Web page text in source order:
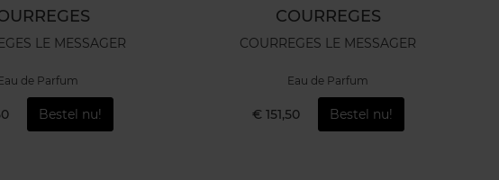
LE MESSAGER
de Parfum
Bestel nu!
COURREGES
COURREGES LE MESSAGER
Eau de Parfum
€ 151,50 Bestel nu!